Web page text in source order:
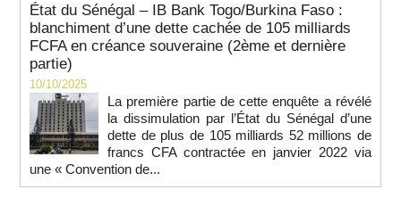
État du Sénégal – IB Bank Togo/Burkina Faso :
blanchiment d’une dette cachée de 105 milliards
FCFA en créance souveraine (2ème et dernière
partie)
10/10/2025
La première partie de cette enquête a révélé
la dissimulation par l’État du Sénégal d’une
dette de plus de 105 milliards 52 millions de
francs CFA contractée en janvier 2022 via
une « Convention de...